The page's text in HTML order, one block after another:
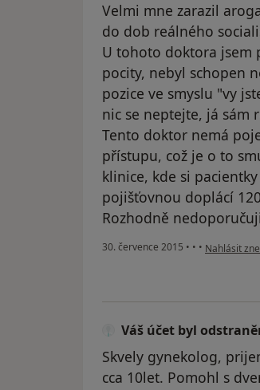
Velmi mne zarazil
do dob reálného
U tohoto doktora jsem
pocity, nebyl schopen
pozice ve smyslu "vy
nic se neptejte, já sám
Tento doktor nemá
přístupu, což je o to
klinice, kde si
pojišťovnou doplácí
Rozhodně
30. července 2015 • • • podle
Nahlásit
Váš účet byl
Skvely gynekolog,
cca 10let. Pomohl s